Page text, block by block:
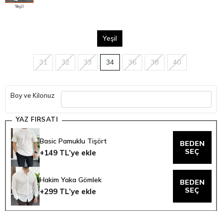
Yeşil
Yeşil
31 32 33 34 36 38 40
Boy ve Kilonuz
YAZ FIRSATI
Basic Pamuklu Tişört
+149 TL’ye ekle
BEDEN
SEÇ
Hakim Yaka Gömlek
+299 TL’ye ekle
BEDEN
SEÇ